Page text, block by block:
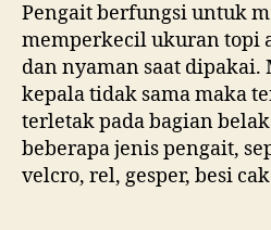
Pengait berfungsi untuk
memperkecil ukuran topi
dan nyaman saat
kepala tidak sama maka
terletak pada bagian
beberapa jenis pengait,
velcro, rel, gesper, besi